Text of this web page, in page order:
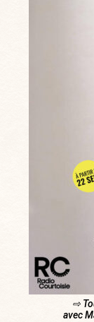
⇨
avec